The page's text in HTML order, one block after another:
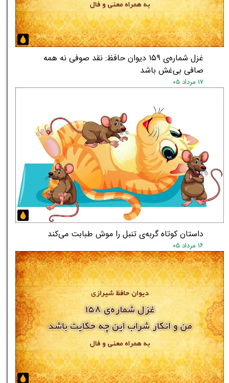
غزل شماره‌ی ۱۵۹ دیوان حافظ: نقد صوفی نه همه
صافی بی‌غش باشد
۱۷ مرداد ۰۵
داستان کوتاه گربه‌ی تنبل را موش طبابت می‌کند
۱۶ مرداد ۰۵